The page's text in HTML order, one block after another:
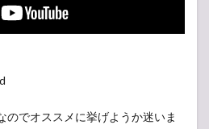
のでオススメに挙げようか迷いま